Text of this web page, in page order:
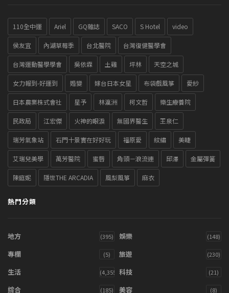
110全中運 Ariel GQ雜誌 SACO S Hotel video
侯友宜 內湖草莓季 台北醫院 台灣復健醫學會
台灣運動醫學學會 吳依霖 土雞 坪林 天空之城
女力報到-好運到 婚變 嫁台日本女星 布袋戲風箏 愛紗
日本農業株式會社 星予 林瀛洲 柯文哲 樂生療養院
民政局 江宏傑 火神的眼淚 無國界醫生 王泉仁
瑞芳氣象站 石門十景實在好好玩 福原愛 紋繡 美睫
艾瑞兒美學 萬芳醫院 蜜唇 角頭－浪流連 邱澤 金屬彈簧
陳庭妮 隱世THE ARCADIA 風梨風箏 麻衣
熱門分類
地方 (395) 娛樂 (148)
專欄 (5) 旅遊 (230)
生活 (4,355) 科技 (21)
綜合 (185) 美容 (8)